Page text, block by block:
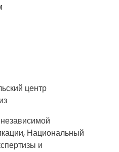
центр
Национальный
и